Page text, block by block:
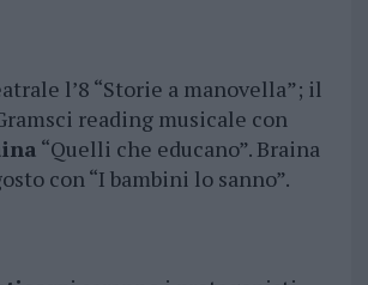
l’8 “Storie a manovella”; il
reading musicale con
“Quelli che educano”. Braina
con “I bambini lo sanno”.